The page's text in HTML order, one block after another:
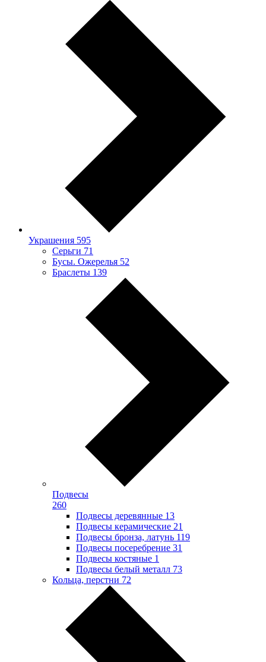
Украшения 595
Серьги 71
Бусы. Ожерелья 52
Браслеты 139
Подвесы
260
Подвесы деревянные 13
Подвесы керамические 21
Подвесы бронза, латунь 119
Подвесы посеребрение 31
Подвесы костяные 1
Подвесы белый металл 73
Кольца, перстни 72